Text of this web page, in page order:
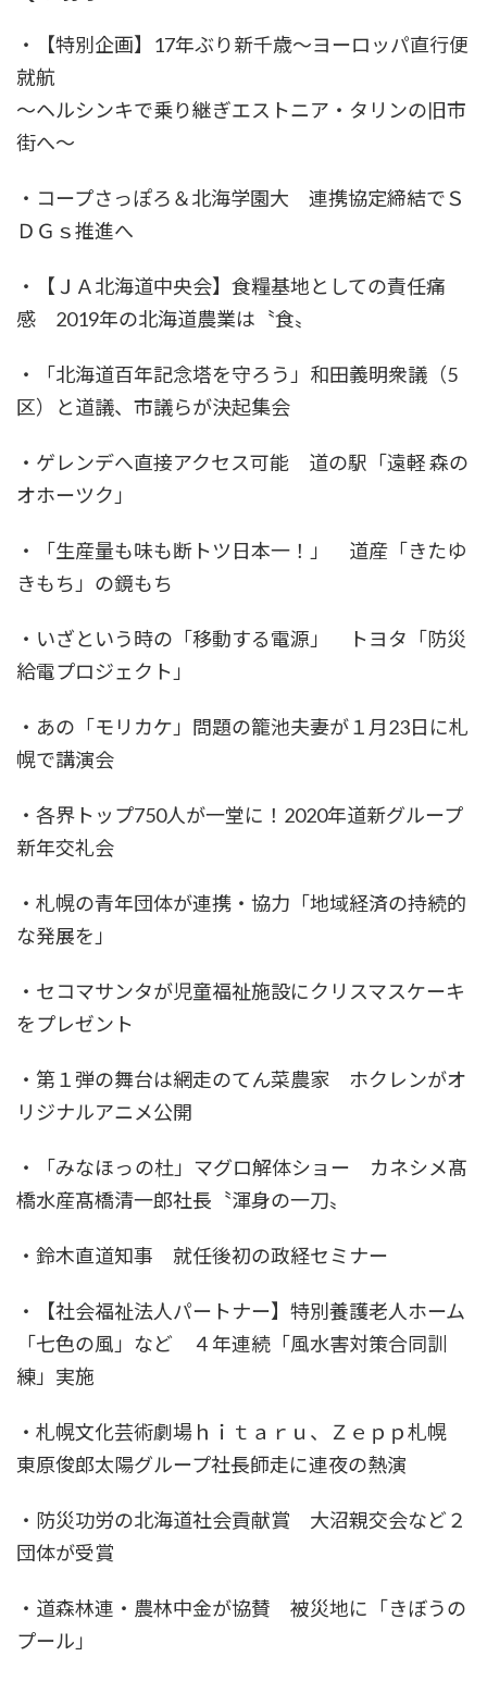
・【特別企画】17年ぶり新千歳〜ヨーロッパ直行便
就航
〜ヘルシンキで乗り継ぎエストニア・タリンの旧市
街へ〜
・コープさっぽろ＆北海学園大 連携協定締結でＳ
ＤＧｓ推進へ
・【ＪＡ北海道中央会】食糧基地としての責任痛
感 2019年の北海道農業は〝食〟
・「北海道百年記念塔を守ろう」和田義明衆議（5
区）と道議、市議らが決起集会
・ゲレンデへ直接アクセス可能 道の駅「遠軽 森の
オホーツク」
・「生産量も味も断トツ日本一！」 道産「きたゆ
きもち」の鏡もち
・いざという時の「移動する電源」 トヨタ「防災
給電プロジェクト」
・あの「モリカケ」問題の籠池夫妻が１月23日に札
幌で講演会
・各界トップ750人が一堂に！2020年道新グループ
新年交礼会
・札幌の青年団体が連携・協力「地域経済の持続的
な発展を」
・セコマサンタが児童福祉施設にクリスマスケーキ
をプレゼント
・第１弾の舞台は網走のてん菜農家 ホクレンがオ
リジナルアニメ公開
・「みなほっの杜」マグロ解体ショー カネシメ髙
橋水産髙橋清一郎社長〝渾身の一刀〟
・鈴木直道知事 就任後初の政経セミナー
・【社会福祉法人パートナー】特別養護老人ホーム
「七色の風」など ４年連続「風水害対策合同訓
練」実施
・札幌文化芸術劇場ｈｉｔａｒｕ、Ｚｅｐｐ札幌
東原俊郎太陽グループ社長師走に連夜の熱演
・防災功労の北海道社会貢献賞 大沼親交会など２
団体が受賞
・道森林連・農林中金が協賛 被災地に「きぼうの
プール」